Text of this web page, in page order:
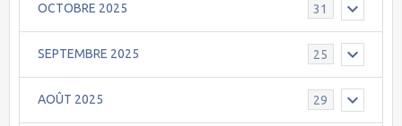
OCTOBRE 2025 31
SEPTEMBRE 2025 25
AOÛT 2025 29